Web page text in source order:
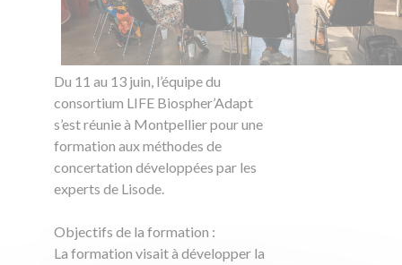
Du 11 au 13 juin, l’équipe du
consortium LIFE Biospher’Adapt
s’est réunie à Montpellier pour une
formation aux méthodes de
concertation développées par les
experts de Lisode.
Objectifs de la formation :
La formation visait à développer la